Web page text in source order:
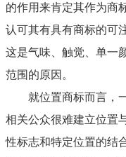
的作用来肯定其作为商
认可其有具有商标的可
这是气味、触觉、单一
范围的原因。
就位置商标而言，一
相关公众很难建立位置
性标志和特定位置的结